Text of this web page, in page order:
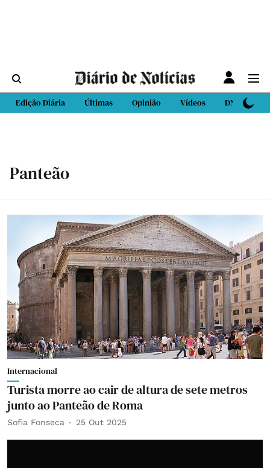
Edição Diária Últimas Opinião Vídeos DN Sport
Panteão
Internacional
Turista morre ao cair de altura de sete metros
junto ao Panteão de Roma
Sofia Fonseca 25 Out 2025